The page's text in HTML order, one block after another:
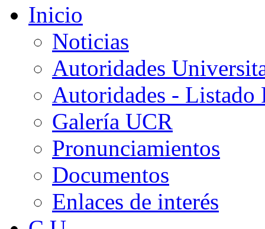
Inicio
Noticias
Autoridades
Autoridades - Listado
Galería UCR
Pronunciamientos
Documentos
Enlaces de interés